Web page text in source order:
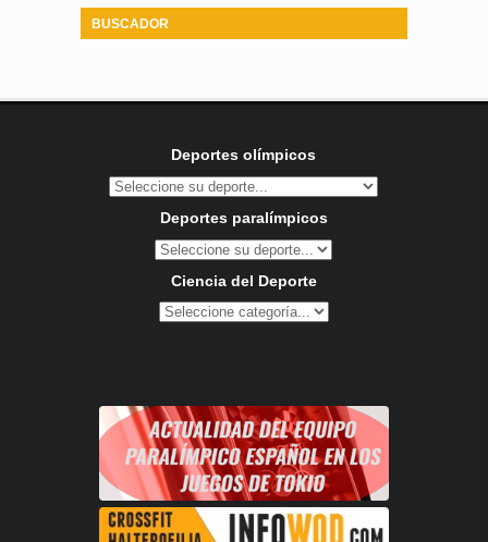
BUSCADOR
Deportes olímpicos
Deportes paralímpicos
Ciencia del Deporte